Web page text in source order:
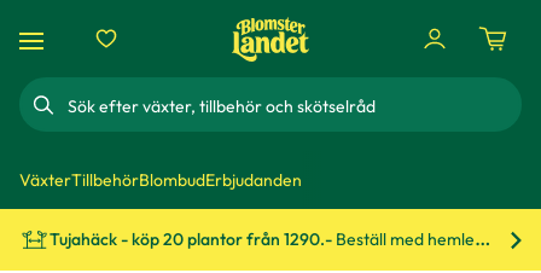
Sök
VäxterTillbehörBlombudErbjudanden
Tujahäck - köp 20 plantor från 1290.- Beställ med hemleverans!